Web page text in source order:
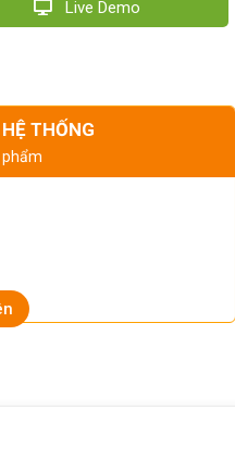
Live Demo
THỐNG
phẩm